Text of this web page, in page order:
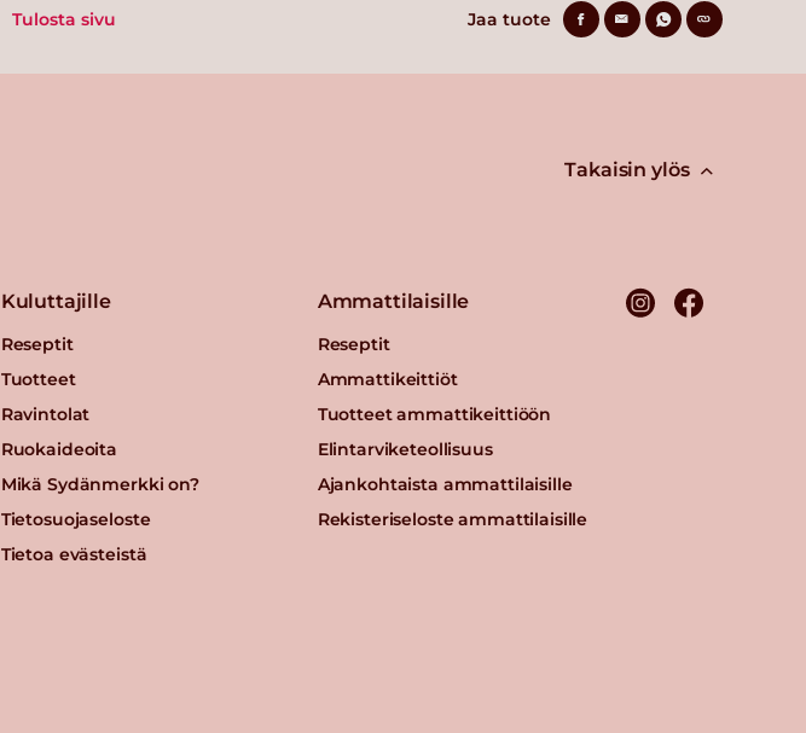
Tulosta sivu Jaa tuote
Takaisin ylös
Kuluttajille
Reseptit
Tuotteet
Ravintolat
Ruokaideoita
Mikä Sydänmerkki on?
Tietosuojaseloste
Tietoa evästeistä
Ammattilaisille
Reseptit
Ammattikeittiöt
Tuotteet ammattikeittiöön
Elintarviketeollisuus
Ajankohtaista ammattilaisille
Rekisteriseloste ammattilaisille